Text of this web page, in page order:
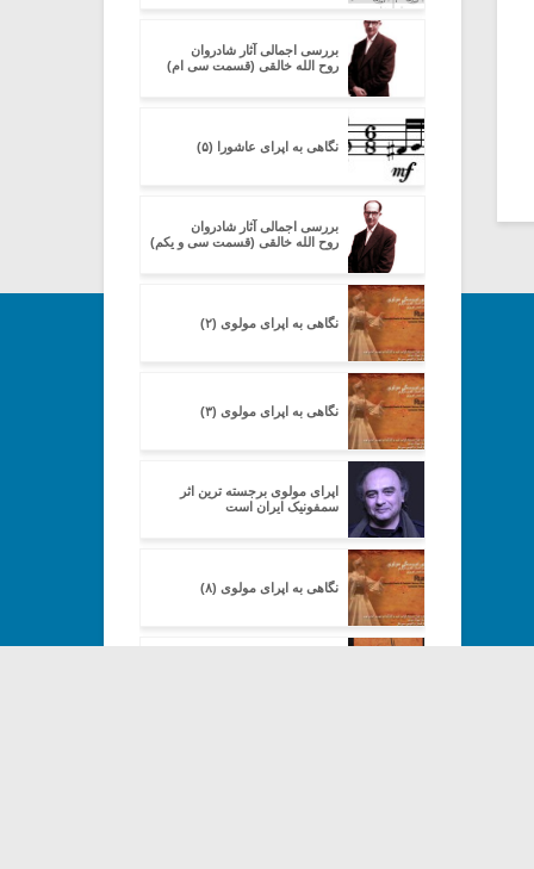
بررسی اجمالی آثار شادروان
روح الله خالقی (قسمت سی ام)
نگاهی به اپرای عاشورا (۵)
بررسی اجمالی آثار شادروان
روح الله خالقی (قسمت سی و یکم)
نگاهی به اپرای مولوی (۲)
نگاهی به اپرای مولوی (۳)
اپرای مولوی برجسته ترین اثر
سمفونیک ایران است
نگاهی به اپرای مولوی (۸)